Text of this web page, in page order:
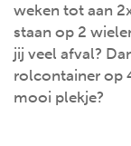
weken tot aan
staan op 2
jij veel afval?
rolcontainer op
mooi plekje?